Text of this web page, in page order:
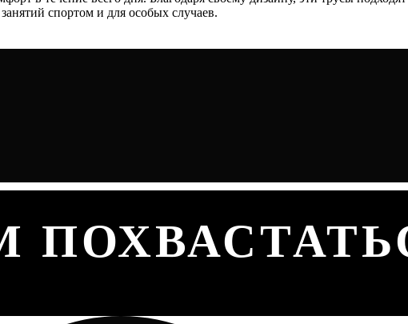
спортом и для особых случаев.